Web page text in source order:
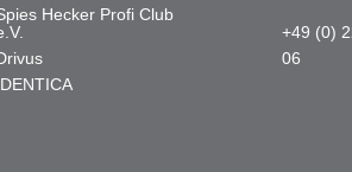
Hecker Profi Club
+49 (0)
06